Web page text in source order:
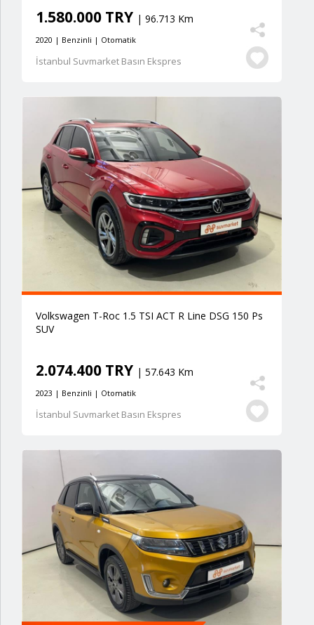
1.580.000 TRY | 96.713 Km
2020 | Benzinli | Otomatik
İstanbul Suvmarket Basın Ekspres
Volkswagen T-Roc 1.5 TSI ACT R Line DSG 150 Ps
SUV
2.074.400 TRY | 57.643 Km
2023 | Benzinli | Otomatik
İstanbul Suvmarket Basın Ekspres